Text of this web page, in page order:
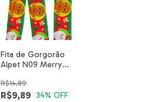
Fita de Gorgorão
Alpet N09 Merry
40mm
R$9,89
R$14,89
34% OFF